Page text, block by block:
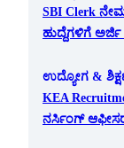
SBI Clerk
ಹುದ್ದೆಗಳಿಗೆ ಅರ್ಜಿ
ಉದ್ಯೋಗ &
KEA
ನರ್ಸಿಂಗ್